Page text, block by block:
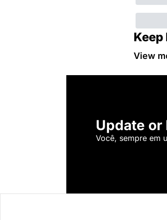
Keep
View
Update or
Você, sempre em